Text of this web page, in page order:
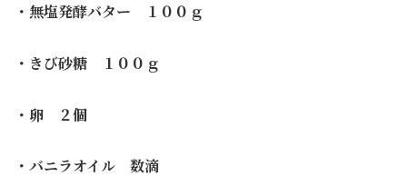
・無塩発酵バター １００ｇ
・きび砂糖 １００ｇ
・卵 ２個
・バニラオイル 数滴